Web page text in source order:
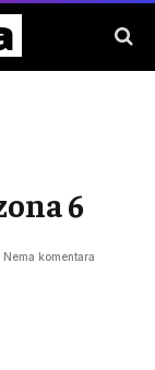
6
Nema komentara